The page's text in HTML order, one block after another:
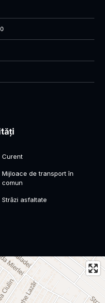
Curent
Mijloace de transport în
comun
Străzi asfaltate